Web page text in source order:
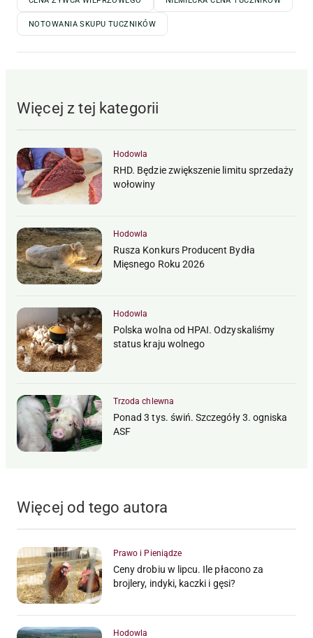
NOTOWANIA SKUPU TUCZNIKÓW
Więcej z tej kategorii
Hodowla
RHD. Będzie zwiększenie limitu sprzedaży
wołowiny
Hodowla
Rusza Konkurs Producent Bydła
Mięsnego Roku 2026
Hodowla
Polska wolna od HPAI. Odzyskaliśmy
status kraju wolnego
Trzoda chlewna
Ponad 3 tys. świń. Szczegóły 3. ogniska
ASF
Więcej od tego autora
Prawo i Pieniądze
Ceny drobiu w lipcu. Ile płacono za
brojlery, indyki, kaczki i gęsi?
Hodowla